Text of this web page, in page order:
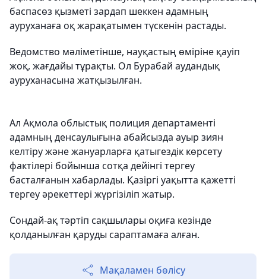
баспасөз қызметі зардап шеккен адамның
ауруханаға оқ жарақатымен түскенін растады.
Ведомство мәліметінше, науқастың өміріне қауіп
жоқ, жағдайы тұрақты. Ол Бурабай аудандық
ауруханасына жатқызылған.
Ал Ақмола облыстық полиция департаменті
адамның денсаулығына абайсызда ауыр зиян
келтіру және жануарларға қатыгездік көрсету
фактілері бойынша сотқа дейінгі тергеу
басталғанын хабарлады. Қазіргі уақытта қажетті
тергеу әрекеттері жүргізіліп жатыр.
Сондай-ақ тәртіп сақшылары оқиға кезінде
қолданылған қаруды сараптамаға алған.
Мақаламен бөлісу